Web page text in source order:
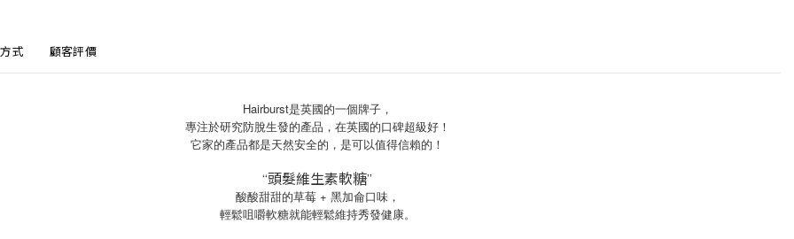
式 顧客評價
Hairburst是英國的一個牌子，
專注於研究防脫生發的產品，在英國的口碑超級好！
它家的產品都是天然安全的，是可以值得信賴的！
‘‘頭髮維生素軟糖’’
酸酸甜甜的草莓 + 黑加侖口味，
輕鬆咀嚼軟糖就能輕鬆維持秀發健康。